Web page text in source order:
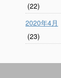
(22)
2020年4月
(23)